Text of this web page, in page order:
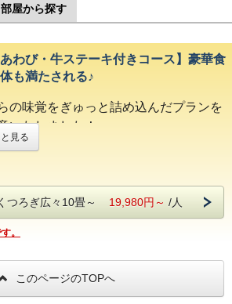
部屋から探す
わび・牛ステーキ付きコース】豪華食
も満たされる♪
の味覚をぎゅっと詰め込んだプランを
いたしました！
盛・のどぐろ・あわび・牛ステーキと
食】
き
の荒磯舟盛り
の鮮魚の一品
見る
ろぎ広々10畳～ 19,980円～ /人
。
このページのTOPへ